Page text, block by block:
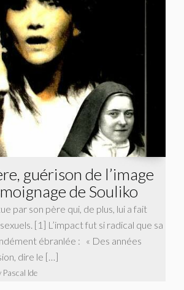
guérison de l’image
de Souliko
par son père qui, de plus, lui a fait
[1] L’impact fut si radical que sa
ébranlée : « Des années
dire le […]
Pascal Ide